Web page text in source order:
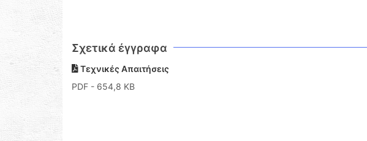
Σχετικά έγγραφα
Τεχνικές Απαιτήσεις
PDF - 654,8 KB